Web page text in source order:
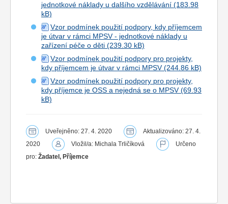
jednotkové náklady u dalšího vzdělávání
Vzor podmínek použití podpory, kdy příjemcem
je útvar v rámci MPSV - jednotkové náklady u
zařízení péče o děti
Vzor podmínek použití podpory pro projekty,
kdy příjemcem je útvar v rámci MPSV
Vzor podmínek použití podpory pro projekty,
kdy příjemce je OSS a nejedná se o MPSV
Uveřejněno: 27. 4. 2020
Aktualizováno: 27. 4.
2020
Vložil/a: Michala Trličíková
Určeno
pro: Žadatel, Příjemce